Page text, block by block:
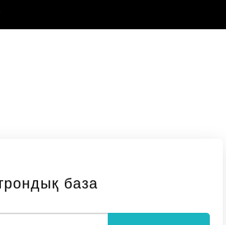
база